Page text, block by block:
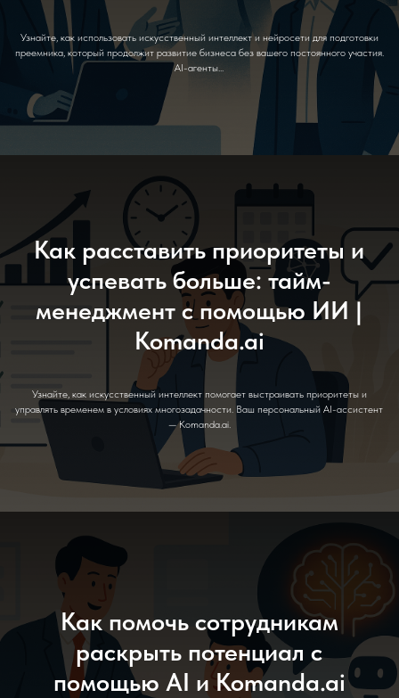
Узнайте, как использовать искусственный интеллект и нейросети для подготовки
преемника, который продолжит развитие бизнеса без вашего постоянного участия.
AI-агенты...
Как расставить приоритеты и
успевать больше: тайм-
менеджмент с помощью ИИ |
Komanda.ai
Узнайте, как искусственный интеллект помогает выстраивать приоритеты и
управлять временем в условиях многозадачности. Ваш персональный AI-ассистент
— Komanda.ai.
Как помочь сотрудникам
раскрыть потенциал с
помощью AI и Komanda.ai